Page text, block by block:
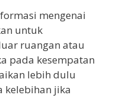
mengenai
untuk
ruangan atau
pada kesempatan
lebih dulu
kelebihan jika